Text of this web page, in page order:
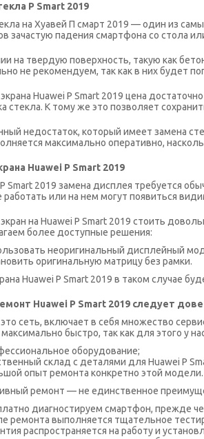
P Smart 2019
на Хуавей П смарт 2019 — один из
зачастую падения смартфона со стола
на твердую поверхность, такую как
не рекомендуем, так как в них будет
Huawei P Smart 2019 цена
стекла. К тому же это позволяет
недостаток, который имеет замена
максимально оперативно,
Huawei P Smart 2019
Smart 2019 замена дисплея требуется
или на нем могут появиться
на Huawei P Smart 2019 стоить
более доступные решения:
неоригинальный дисплейный
оригинальную матрицу без рамки.
Huawei P Smart 2019 в таком случае
Huawei P Smart 2019 следует
сеть, включает в себя множество
быстро, так как для этого у
оборудование;
склад с деталями для Huawei P
опыт ремонта конкретно этой модели.
ремонт — не единственное
диагностируем смартфон, прежде
ремонта выполняется тщательное
распространяется на работу и